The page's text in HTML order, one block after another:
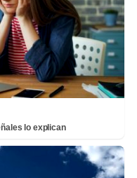
lo explican